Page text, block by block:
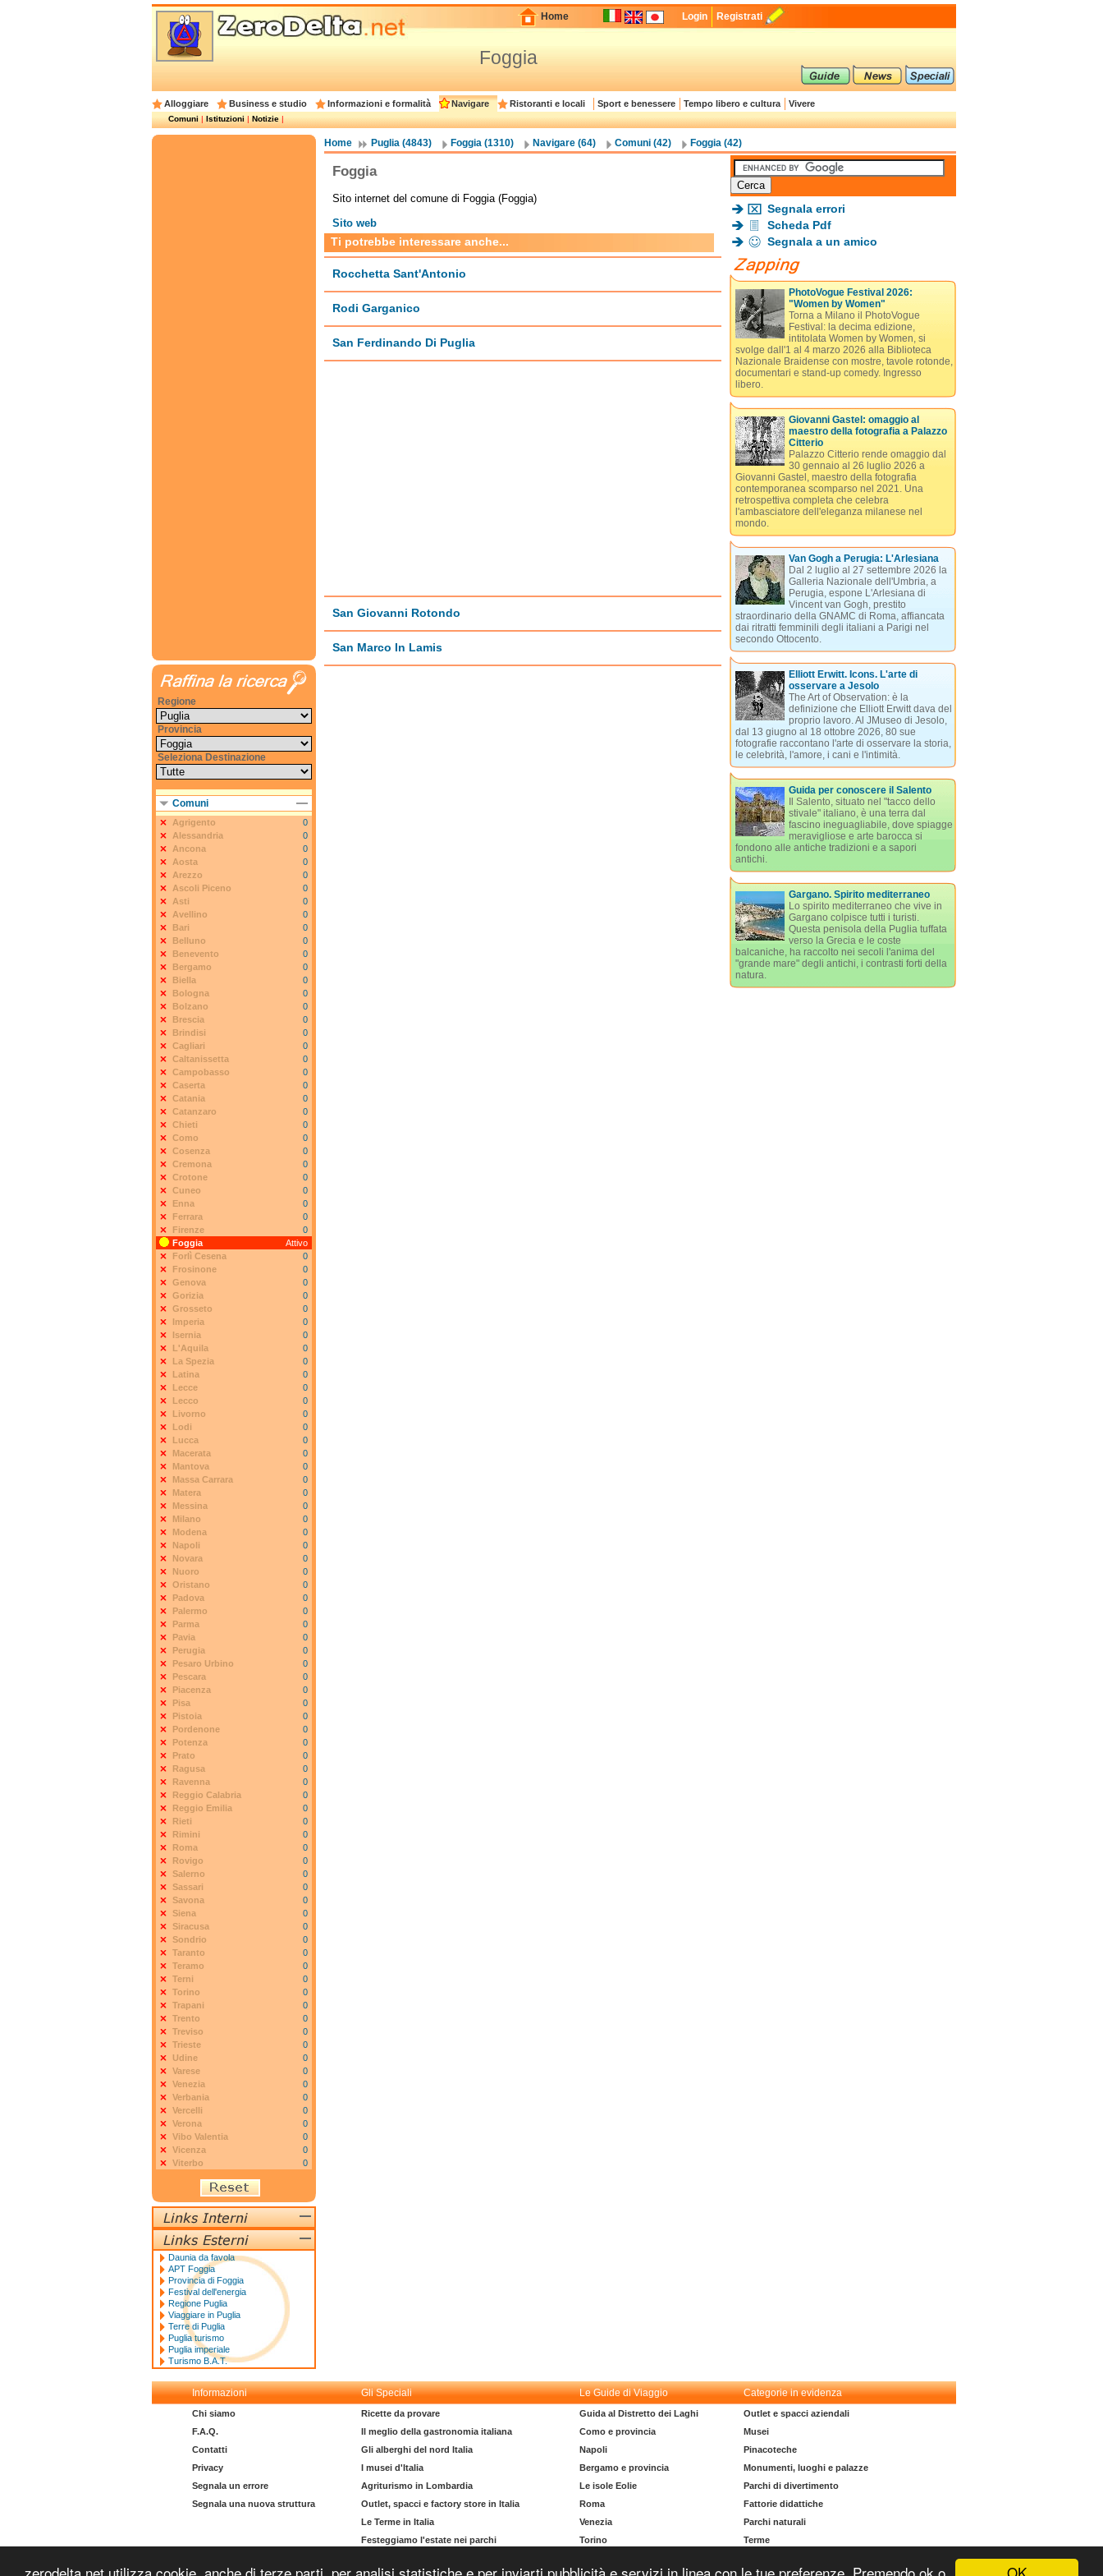
OK
Home Login Registrati
Foggia
Alloggiare Business e studio Informazioni e formalità Navigare Ristoranti e locali Sport e benessere Tempo libero e cultura Vivere
Comuni|Istituzioni|Notizie|
Home Puglia (4843) Foggia (1310) Navigare (64) Comuni (42) Foggia (42)
Foggia
Sito internet del comune di Foggia (Foggia)
Sito web
Ti potrebbe interessare anche...
Rocchetta Sant'Antonio
Rodi Garganico
San Ferdinando Di Puglia
San Giovanni Rotondo
San Marco In Lamis
Segnala errori
Scheda Pdf
Segnala a un amico
PhotoVogue Festival 2026:
"Women by Women"
Torna a Milano il PhotoVogue
Festival: la decima edizione,
intitolata Women by Women, si
svolge dall'1 al 4 marzo 2026 alla Biblioteca
Nazionale Braidense con mostre, tavole rotonde,
documentari e stand-up comedy. Ingresso
libero.
Giovanni Gastel: omaggio al
maestro della fotografia a Palazzo
Citterio
Palazzo Citterio rende omaggio dal
30 gennaio al 26 luglio 2026 a
Giovanni Gastel, maestro della fotografia
contemporanea scomparso nel 2021. Una
retrospettiva completa che celebra
l'ambasciatore dell'eleganza milanese nel
mondo.
Van Gogh a Perugia: L'Arlesiana
Dal 2 luglio al 27 settembre 2026 la
Galleria Nazionale dell'Umbria, a
Perugia, espone L'Arlesiana di
Vincent van Gogh, prestito
straordinario della GNAMC di Roma, affiancata
dai ritratti femminili degli italiani a Parigi nel
secondo Ottocento.
Elliott Erwitt. Icons. L'arte di
osservare a Jesolo
The Art of Observation: è la
definizione che Elliott Erwitt dava del
proprio lavoro. Al JMuseo di Jesolo,
dal 13 giugno al 18 ottobre 2026, 80 sue
fotografie raccontano l'arte di osservare la storia,
le celebrità, l'amore, i cani e l'intimità.
Guida per conoscere il Salento
Il Salento, situato nel "tacco dello
stivale" italiano, è una terra dal
fascino ineguagliabile, dove spiagge
meravigliose e arte barocca si
fondono alle antiche tradizioni e a sapori
antichi.
Gargano. Spirito mediterraneo
Lo spirito mediterraneo che vive in
Gargano colpisce tutti i turisti.
Questa penisola della Puglia tuffata
verso la Grecia e le coste
balcaniche, ha raccolto nei secoli l'anima del
"grande mare" degli antichi, i contrasti forti della
natura.
Regione
Provincia
Seleziona Destinazione
Comuni
Agrigento
0
Alessandria
0
Ancona
0
Aosta
0
Arezzo
0
Ascoli Piceno
0
Asti
0
Avellino
0
Bari
0
Belluno
0
Benevento
0
Bergamo
0
Biella
0
Bologna
0
Bolzano
0
Brescia
0
Brindisi
0
Cagliari
0
Caltanissetta
0
Campobasso
0
Caserta
0
Catania
0
Catanzaro
0
Chieti
0
Como
0
Cosenza
0
Cremona
0
Crotone
0
Cuneo
0
Enna
0
Ferrara
0
Firenze
0
Foggia
Attivo
Forlì Cesena
0
Frosinone
0
Genova
0
Gorizia
0
Grosseto
0
Imperia
0
Isernia
0
L'Aquila
0
La Spezia
0
Latina
0
Lecce
0
Lecco
0
Livorno
0
Lodi
0
Lucca
0
Macerata
0
Mantova
0
Massa Carrara
0
Matera
0
Messina
0
Milano
0
Modena
0
Napoli
0
Novara
0
Nuoro
0
Oristano
0
Padova
0
Palermo
0
Parma
0
Pavia
0
Perugia
0
Pesaro Urbino
0
Pescara
0
Piacenza
0
Pisa
0
Pistoia
0
Pordenone
0
Potenza
0
Prato
0
Ragusa
0
Ravenna
0
Reggio Calabria
0
Reggio Emilia
0
Rieti
0
Rimini
0
Roma
0
Rovigo
0
Salerno
0
Sassari
0
Savona
0
Siena
0
Siracusa
0
Sondrio
0
Taranto
0
Teramo
0
Terni
0
Torino
0
Trapani
0
Trento
0
Treviso
0
Trieste
0
Udine
0
Varese
0
Venezia
0
Verbania
0
Vercelli
0
Verona
0
Vibo Valentia
0
Vicenza
0
Viterbo
0
Daunia da favola
APT Foggia
Provincia di Foggia
Festival dell'energia
Regione Puglia
Viaggiare in Puglia
Terre di Puglia
Puglia turismo
Puglia imperiale
Turismo B.A.T.
Informazioni Gli Speciali Le Guide di Viaggio Categorie in evidenza
Chi siamo
F.A.Q.
Contatti
Privacy
Segnala un errore
Segnala una nuova struttura
Ricette da provare
Il meglio della gastronomia italiana
Gli alberghi del nord Italia
I musei d'Italia
Agriturismo in Lombardia
Outlet, spacci e factory store in Italia
Le Terme in Italia
Festeggiamo l'estate nei parchi
Guida al Distretto dei Laghi
Como e provincia
Napoli
Bergamo e provincia
Le isole Eolie
Roma
Venezia
Torino
Outlet e spacci aziendali
Musei
Pinacoteche
Monumenti, luoghi e palazze
Parchi di divertimento
Fattorie didattiche
Parchi naturali
Terme